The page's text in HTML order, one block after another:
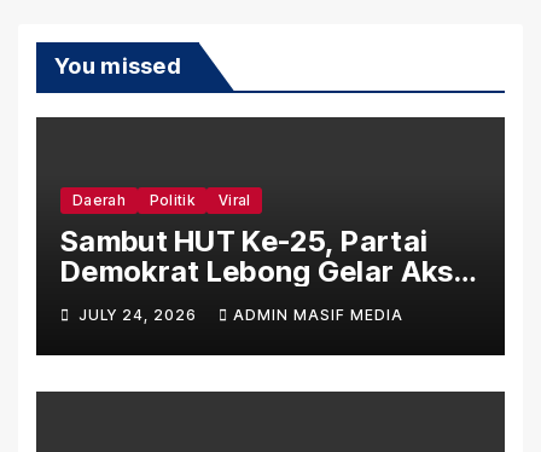
You missed
Daerah Politik Viral
Sambut HUT Ke-25, Partai
Demokrat Lebong Gelar Aksi
Bersih Rumah Ibadah Lewat
Gerakan Indonesia Asri
Langit Biru
JULY 24, 2026 ADMIN MASIF MEDIA